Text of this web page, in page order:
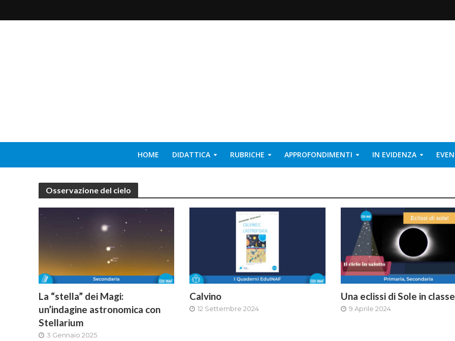
HOME DIDATTICA RUBRICHE APPROFONDIMENTI IN EVIDENZA
Osservazione del cielo
La “stella” dei Magi:
un’indagine astronomica con
Stellarium
3 Gennaio 2025
Calvino
12 Settembre 2024
Una eclissi di Sole in
9 Aprile 2024